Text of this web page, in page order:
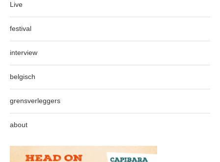
Live
festival
interview
belgisch
grensverleggers
about